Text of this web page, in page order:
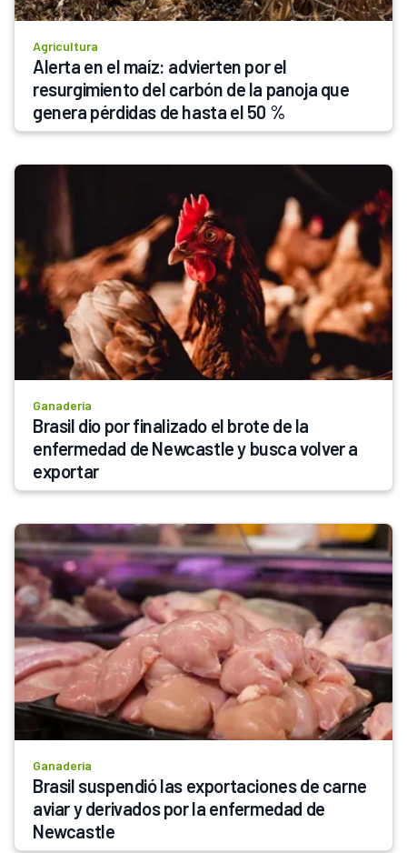
Agricultura
Alerta en el maíz: advierten por el
resurgimiento del carbón de la panoja que
genera pérdidas de hasta el 50 %
Ganadería
Brasil dio por finalizado el brote de la
enfermedad de Newcastle y busca volver a
exportar
Ganadería
Brasil suspendió las exportaciones de carne
aviar y derivados por la enfermedad de
Newcastle